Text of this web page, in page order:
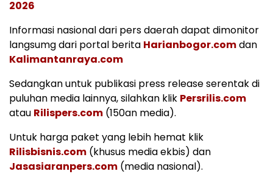
2026
Informasi nasional dari pers daerah dapat dimonitor
langsumg dari portal berita Harianbogor.comdan
Kalimantanraya.com
Sedangkan untuk publikasi press release serentak di
puluhan media lainnya, silahkan klik Persrilis.com
atau Rilispers.com (150an media).
Untuk harga paket yang lebih hemat klik
Rilisbisnis.com (khusus media ekbis) dan
Jasasiaranpers.com (media nasional).